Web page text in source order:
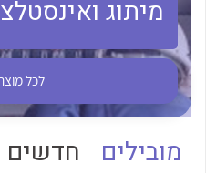
מיתוג
לכל
מובילים חדשים